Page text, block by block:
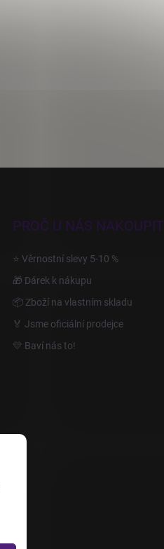
PROČ U NÁS NAKOUPIT
⭐ Věrnostní slevy 5-10 %
🎁 Dárek k nákupu
📦 Zboží na vlastním skladu
🏅 Jsme oficiální prodejce
💛 Baví nás to!